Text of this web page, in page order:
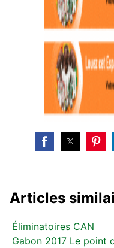
Articles
Éliminatoires CAN
Gabon 2017 Le point